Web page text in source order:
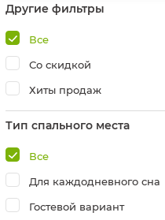
Другие фильтры
Все
Со скидкой
Хиты продаж
Тип спального места
Все
Для каждодневного сна
Гостевой вариант